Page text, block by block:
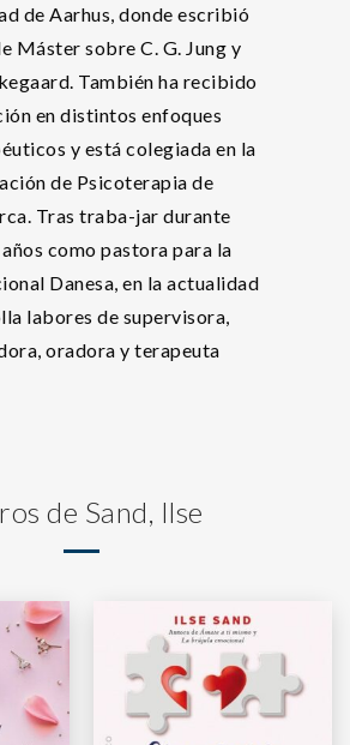
de Aarhus, donde escribió
Máster sobre C. G. Jung y
También ha recibido
en distintos enfoques
y está colegiada en la
de Psicoterapia de
Tras traba-jar durante
como pastora para la
Danesa, en la actualidad
labores de supervisora,
oradora y terapeuta
de Sand, Ilse